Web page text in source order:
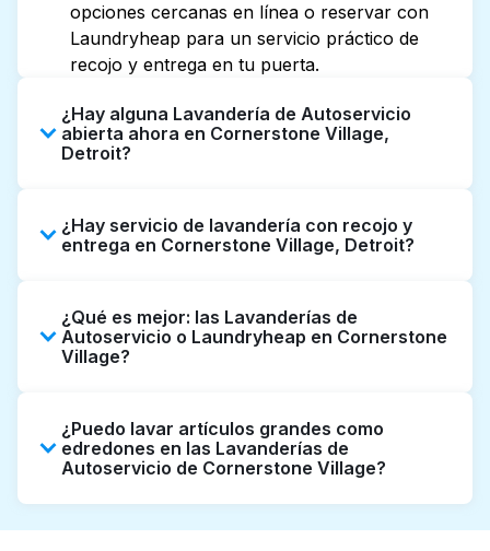
opciones cercanas en línea o reservar con
Laundryheap para un servicio práctico de
recojo y entrega en tu puerta.
¿Hay alguna Lavandería de Autoservicio
abierta ahora en Cornerstone Village,
Detroit?
Cornerstone Village tienen horarios
extendidos, pero no todas abren hasta tarde
puede ayudarte a encontrar rápidamente la
ubicación abierta más cercana. Como
alternativa, puedes reservar con
¿Hay servicio de lavandería con recojo y
entrega en Cornerstone Village, Detroit?
Village, ofreciendo servicio conveniente de
recojo y entrega de lavandería puerta a
puerta. Puede ser una opción que ahorre
Autoservicio.
¿Qué es mejor: las Lavanderías de
Autoservicio o Laundryheap en Cornerstone
Village?
buena opción para lavar por cuenta propia si
tienes tiempo para ir y esperar. Por otro lado,
Laundryheap ofrece recojo y entrega
directamente desde tu puerta u oficina en
Cornerstone Village, junto con limpieza
¿Puedo lavar artículos grandes como
edredones en las Lavanderías de
Autoservicio de Cornerstone Village?